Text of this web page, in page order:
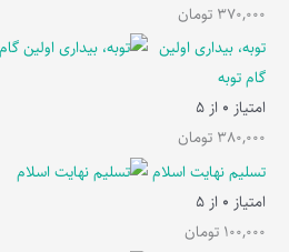
370,000 تومان
توبه، بیداری اولین
گام توبه
امتیاز 0 از 5
380,000 تومان
تسلیم نهایت اسلام
امتیاز 0 از 5
100,000 تومان